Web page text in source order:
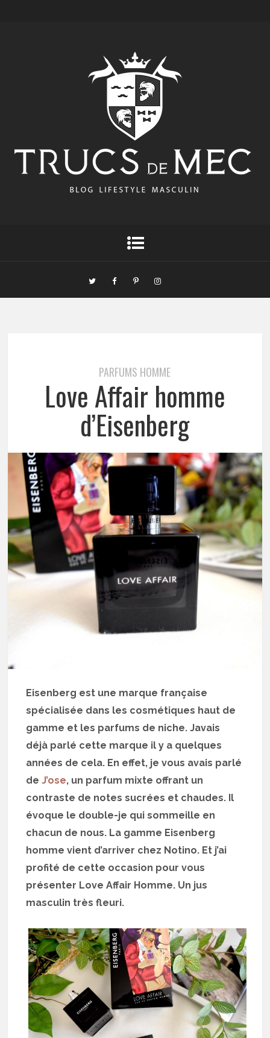
PARFUMS HOMME
Love Affair homme
d’Eisenberg
Eisenberg est une marque française
spécialisée dans les cosmétiques haut de
gamme et les parfums de niche. Javais
déjà parlé cette marque il y a quelques
années de cela. En effet, je vous avais parlé
deJ’ose, un parfum mixte offrant un
contraste de notes sucrées et chaudes. Il
évoque le double-je qui sommeille en
chacun de nous. La gamme Eisenberg
homme vient d’arriver chez Notino. Et j’ai
profité de cette occasion pour vous
présenter Love Affair Homme. Un jus
masculin très fleuri.